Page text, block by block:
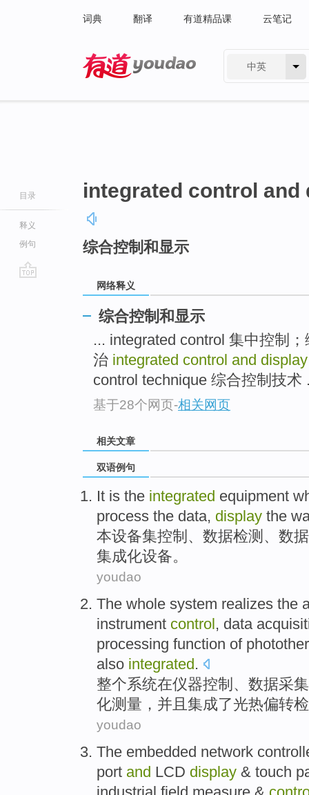
词典 翻译 有道精品课 云笔记
中英
目录
释义
例句
integrated control and
综合控制和显示
网络释义
综合控制和显示
... integrated control 集中控制
治 integrated control and
control technique 综合控制技术
基于28个网页-相关网页
相关文章
双语例句
It is the integrated equipment
process the data, display the
本设备集控制 、 数据检测 、数据
集成化设备。
youdao
The whole system realizes the
instrument control, data
processing function of
also integrated.
整个系统在仪器控制 、 数据采集
化测量 ， 并且 集成了光热偏转
youdao
The embedded network
port and LCD display & touch